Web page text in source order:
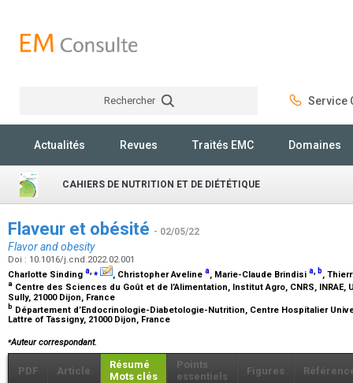
Rechercher Service
Actualités Revues Traités EMC Domaines
CAHIERS DE NUTRITION ET DE DIÉTÉTIQUE
Flaveur et obésité - 02/05/22
Flavor and obesity
Doi : 10.1016/j.cnd.2022.02.001
Charlotte Sinding a,⁎ , Christopher Aveline a, Marie-Claude Brindisi a, b,
a Centre des Sciences du Goût et de l’Alimentation, Institut Agro, CNRS,
Sully, 21000 Dijon, France
b Département d’Endocrinologie-Diabetologie-Nutrition, Centre Hospitalier
Lattre of Tassigny, 21000 Dijon, France
⁎Auteur correspondant.
PDF Article
Résumé
Mots clés
Points
essentiels
Figures